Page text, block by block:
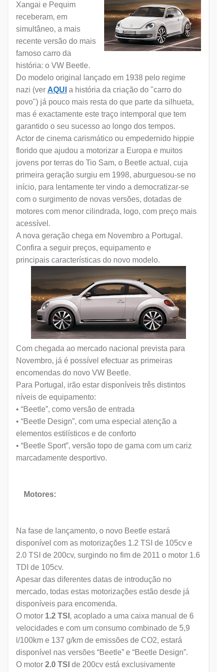
Xangai e Pequim
receberam, em
simultâneo, a mais
recente versão do mais
famoso carro da
história: o VW Beetle.
Do modelo original lançado em 1938 pelo regime
nazi (ver AQUI a história da criação do "carro do
povo") já pouco mais resta do que parte da silhueta,
mas é exactamente este traço intemporal que tem
garantido o seu sucesso ao longo dos tempos.
Actor de cinema carismático ou empedernido hippie
florido que ajudou a motorizar a Europa e muitos
jovens por terras do Tio Sam, o Beetle actual, cuja
primeira geração surgiu em 1998, aburguesou-se no
início, para lentamente ter vindo a democratizar-se
com o surgimento de novas versões, dotadas de
motores com menor cilindrada, logo, com preço mais
acessível.
A nova geração chega em Novembro a Portugal.
Confira a seguir preços, equipamento e
principais características do novo modelo.
Com chegada ao mercado nacional prevista para
Novembro, já é possível efectuar as primeiras
encomendas do novo VW Beetle.
Para Portugal, irão estar disponíveis três distintos
níveis de equipamento:
• “Beetle”, como versão de entrada
• “Beetle Design”, com uma especial atenção a
elementos estilísticos e de conforto
• “Beetle Sport”, versão topo de gama com um cariz
marcadamente desportivo.
Motores:
Na fase de lançamento, o novo Beetle estará
disponível com as motorizações 1.2 TSI de 105cv e
2.0 TSI de 200cv, surgindo no fim de 2011 o motor 1.6
TDI de 105cv.
Apesar das diferentes datas de introdução no
mercado, todas estas motorizações estão desde já
disponíveis para encomenda.
O motor 1.2 TSI , acoplado a uma caixa manual de 6
velocidades e com um consumo combinado de 5,9
l/100km e 137 g/km de emissões de CO2, estará
disponível nas versões “Beetle” e “Beetle Design”.
O motor 2.0 TSI de 200cv está exclusivamente